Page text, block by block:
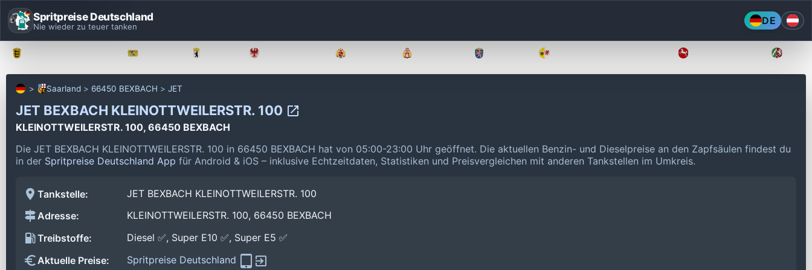
Spritpreise Deutschland
Nie wieder zu teuer tanken DE
Saarland 66450 BEXBACH JET
JET BEXBACH KLEINOTTWEILERSTR. 100
KLEINOTTWEILERSTR. 100, 66450 BEXBACH
Die JET BEXBACH KLEINOTTWEILERSTR. 100 in 66450 BEXBACH hat von 05:00-23:00 Uhr geöffnet. Die aktuellen Benzin- und Dieselpreise an den Zapfsäulen findest du
in der Spritpreise Deutschland App für Android & iOS – inklusive Echtzeitdaten, Statistiken und Preisvergleichen mit anderen Tankstellen im Umkreis.
Tankstelle:
JET BEXBACH KLEINOTTWEILERSTR. 100
Adresse:
KLEINOTTWEILERSTR. 100, 66450 BEXBACH
Treibstoffe:
Diesel ✅, Super E10 ✅, Super E5 ✅
Aktuelle Preise:
Spritpreise Deutschland